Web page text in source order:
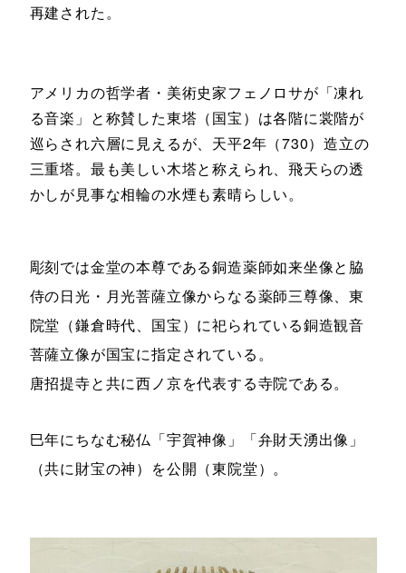
再建された。
アメリカの哲学者・美術史家フェノロサが「凍れ
る音楽」と称賛した東塔（国宝）は各階に裳階が
巡らされ六層に見えるが、天平2年（730）造立の
三重塔。最も美しい木塔と称えられ、飛天らの透
かしが見事な相輪の水煙も素晴らしい。
彫刻では金堂の本尊である銅造薬師如来坐像と脇
侍の日光・月光菩薩立像からなる薬師三尊像、東
院堂（鎌倉時代、国宝）に祀られている銅造観音
菩薩立像が国宝に指定されている。
唐招提寺と共に西ノ京を代表する寺院である。
巳年にちなむ秘仏「宇賀神像」「弁財天湧出像」
（共に財宝の神）を公開（東院堂）。